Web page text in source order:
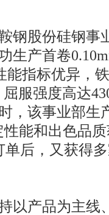
钢股份硅钢事
生产首卷
能指标优异，
服强度高达
，该事业部生
性能和出色品
后，又获得
以产品为主线